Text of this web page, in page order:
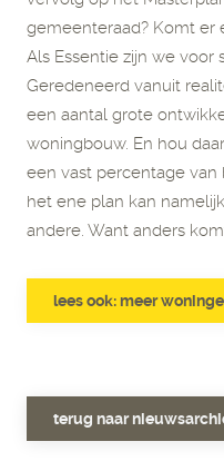
gemeenteraad? Komt er
Als Essentie zijn we voor
Geredeneerd vanuit
een aantal grote
woningbouw. En hou
een vast percentage
het ene plan kan
andere. Want anders
lees ook: meer
terug naar